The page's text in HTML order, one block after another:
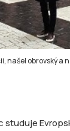
našel obrovský a
studuje